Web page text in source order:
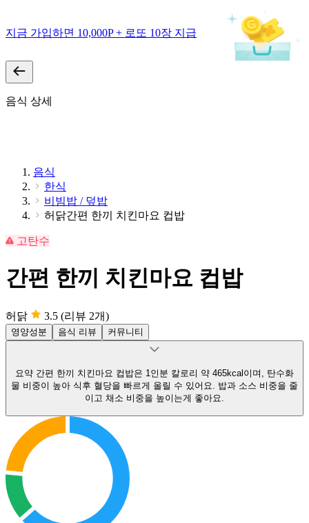
지금 가입하면 10,000P + 로또 10장 지급
음식 상세
음식
한식
비빔밥 / 덮밥
허닭간편 한끼 치킨마요 컵밥
고탄수
간편 한끼 치킨마요 컵밥
허닭 3.5 (리뷰 2개)
영양성분 음식 리뷰 커뮤니티
요약 간편 한끼 치킨마요 컵밥은 1인분 칼로리 약 465kcal이며, 탄수화
물 비중이 높아 식후 혈당을 빠르게 올릴 수 있어요. 밥과 소스 비중을 줄
이고 채소 비중을 높이는게 좋아요.